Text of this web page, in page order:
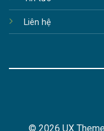
Liên hệ
© 2026 UX